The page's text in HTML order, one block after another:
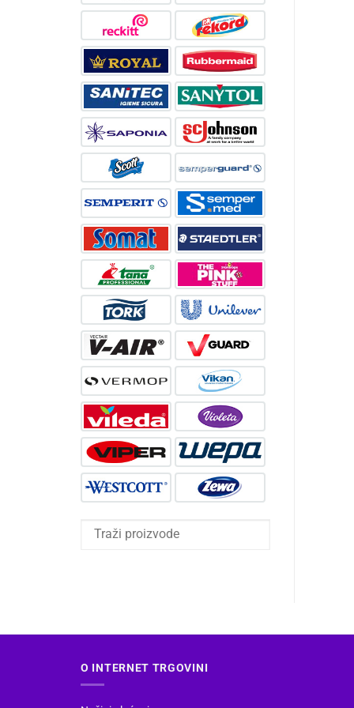
O INTERNET TRGOVINI